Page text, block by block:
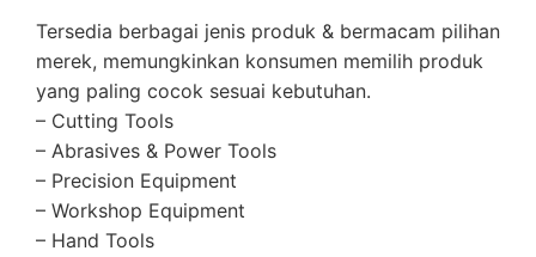
Tersedia berbagai jenis produk & bermacam pilihan
merek, memungkinkan konsumen memilih produk
yang paling cocok sesuai kebutuhan.
– Cutting Tools
– Abrasives & Power Tools
– Precision Equipment
– Workshop Equipment
– Hand Tools